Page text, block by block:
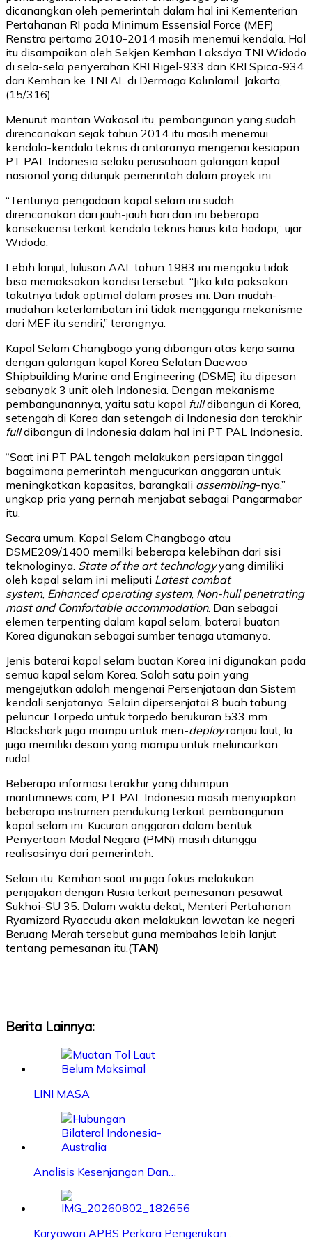
dicanangkan oleh pemerintah dalam hal ini Kementerian
Pertahanan RI pada Minimum Essensial Force (MEF)
Renstra pertama 2010-2014 masih menemui kendala. Hal
itu disampaikan oleh Sekjen Kemhan Laksdya TNI Widodo
di sela-sela penyerahan KRI Rigel-933 dan KRI Spica-934
dari Kemhan ke TNI AL di Dermaga Kolinlamil, Jakarta,
(15/316).
Menurut mantan Wakasal itu, pembangunan yang sudah
direncanakan sejak tahun 2014 itu masih menemui
kendala-kendala teknis di antaranya mengenai kesiapan
PT PAL Indonesia selaku perusahaan galangan kapal
nasional yang ditunjuk pemerintah dalam proyek ini.
“Tentunya pengadaan kapal selam ini sudah
direncanakan dari jauh-jauh hari dan ini beberapa
konsekuensi terkait kendala teknis harus kita hadapi,” ujar
Widodo.
Lebih lanjut, lulusan AAL tahun 1983 ini mengaku tidak
bisa memaksakan kondisi tersebut. “Jika kita paksakan
takutnya tidak optimal dalam proses ini. Dan mudah-
mudahan keterlambatan ini tidak menggangu mekanisme
dari MEF itu sendiri,” terangnya.
Kapal Selam Changbogo yang dibangun atas kerja sama
dengan galangan kapal Korea Selatan Daewoo
Shipbuilding Marine and Engineering (DSME) itu dipesan
sebanyak 3 unit oleh Indonesia. Dengan mekanisme
pembangunannya, yaitu satu kapal fulldibangun di Korea,
setengah di Korea dan setengah di Indonesia dan terakhir
fulldibangun di Indonesia dalam hal ini PT PAL Indonesia.
“Saat ini PT PAL tengah melakukan persiapan tinggal
bagaimana pemerintah mengucurkan anggaran untuk
meningkatkan kapasitas, barangkali assembling-nya,”
ungkap pria yang pernah menjabat sebagai Pangarmabar
itu.
Secara umum, Kapal Selam Changbogo atau
DSME209/1400 memilki beberapa kelebihan dari sisi
teknologinya. State of the art technologyyang dimiliki
oleh kapal selam ini meliputi Latest combat
system, Enhanced operating system, Non-hull penetrating
mast and Comfortable accommodation. Dan sebagai
elemen terpenting dalam kapal selam, baterai buatan
Korea digunakan sebagai sumber tenaga utamanya.
Jenis baterai kapal selam buatan Korea ini digunakan pada
semua kapal selam Korea. Salah satu poin yang
mengejutkan adalah mengenai Persenjataan dan Sistem
kendali senjatanya. Selain dipersenjatai 8 buah tabung
peluncur Torpedo untuk torpedo berukuran 533 mm
Blackshark juga mampu untuk men-deployranjau laut, Ia
juga memiliki desain yang mampu untuk meluncurkan
rudal.
Beberapa informasi terakhir yang dihimpun
maritimnews.com, PT PAL Indonesia masih menyiapkan
beberapa instrumen pendukung terkait pembangunan
kapal selam ini. Kucuran anggaran dalam bentuk
Penyertaan Modal Negara (PMN) masih ditunggu
realisasinya dari pemerintah.
Selain itu, Kemhan saat ini juga fokus melakukan
penjajakan dengan Rusia terkait pemesanan pesawat
Sukhoi-SU 35. Dalam waktu dekat, Menteri Pertahanan
Ryamizard Ryaccudu akan melakukan lawatan ke negeri
Beruang Merah tersebut guna membahas lebih lanjut
tentang pemesanan itu.(TAN)
Berita Lainnya:
LINI MASA
Analisis Kesenjangan Dan…
Karyawan APBS Perkara Pengerukan…